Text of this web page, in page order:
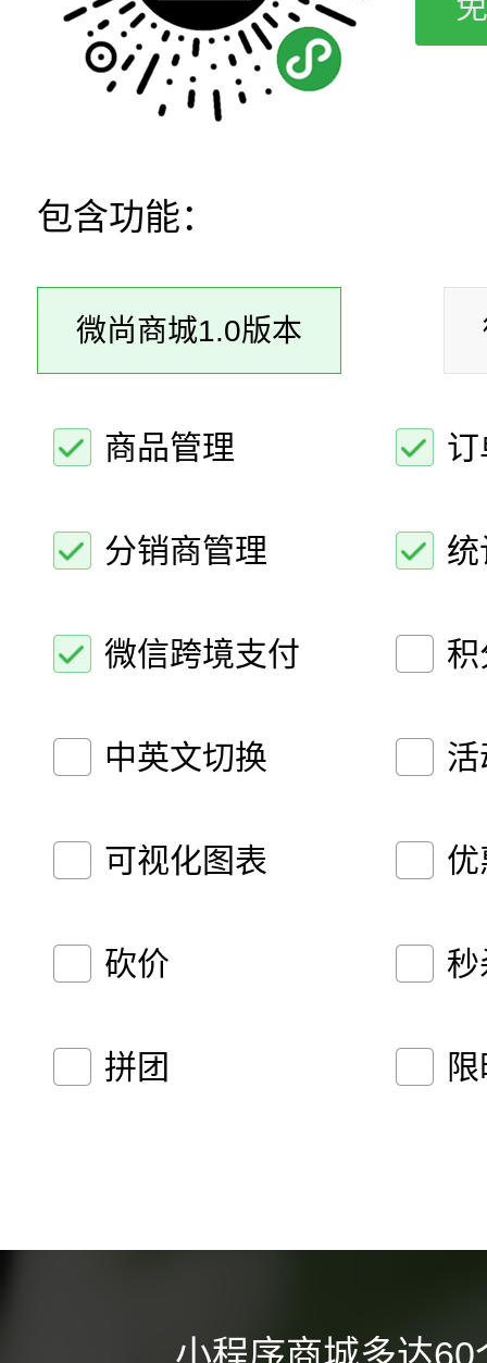
包含功能：
微尚商城1.0版本
商品管理
分销商管理
微信跨境支付
中英文切换
可视化图表
砍价 秒
拼团